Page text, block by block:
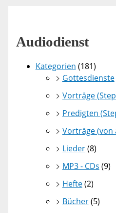
Audiodienst
Kategorien (181)
Gottesdienste
Vorträge
Predigten
Vorträge (von
Lieder(8)
MP3 - CDs (9)
Hefte(2)
Bücher(5)